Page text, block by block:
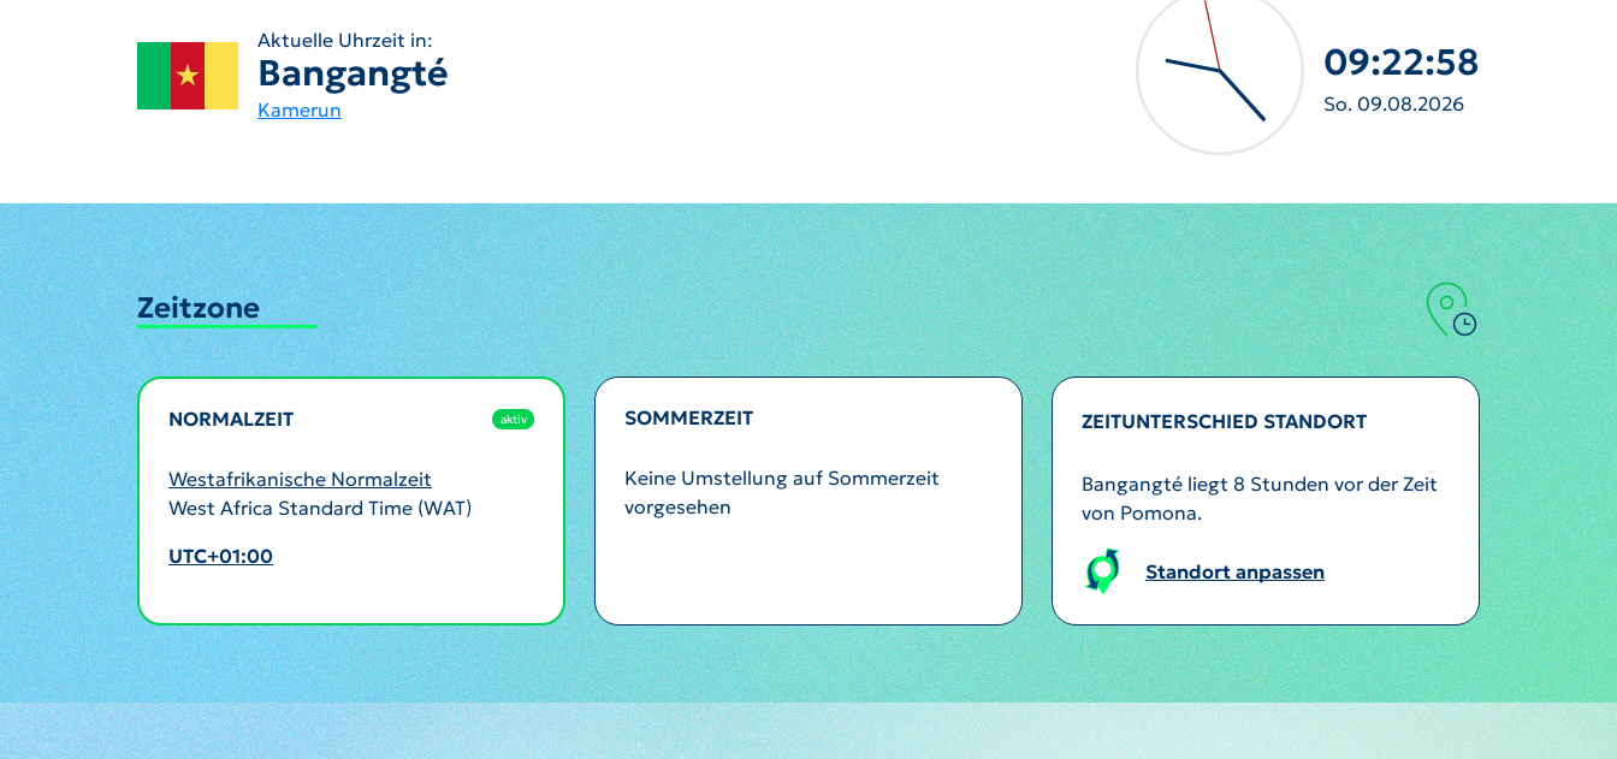
Aktuelle Uhrzeit in:
Bangangté
Kamerun
09:23:00
So. 09.08.2026
Zeitzone
NORMALZEIT aktiv
Westafrikanische Normalzeit
West Africa Standard Time (WAT)
UTC+01:00
SOMMERZEIT
Keine Umstellung auf Sommerzeit
vorgesehen
ZEITUNTERSCHIED STANDORT
Bangangté liegt 8 Stunden vor der Zeit
von Pomona.
Standort anpassen